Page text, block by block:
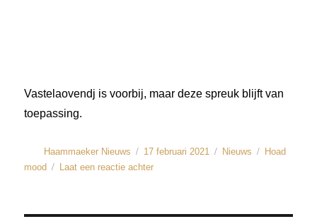
Vastelaovendj is voorbij, maar deze spreuk blijft van
toepassing.
Haammaeker Nieuws 17 februari 2021 Nieuws
Hoad
mood
Laat een reactie achter